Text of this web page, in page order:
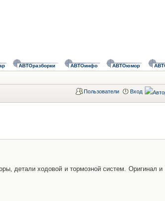
АВТОразборки АВТОинфо АВТОюмор
Пользователи Вход
детали ходовой и тормозной систем. Оригинал и